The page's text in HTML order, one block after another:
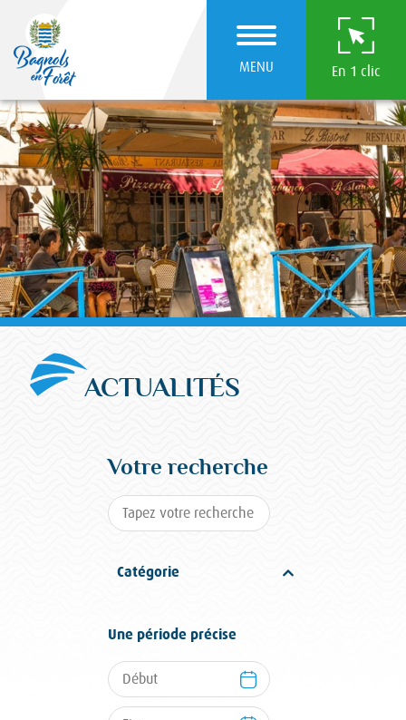
MENU En 1 clic
ACTUALITÉS
Votre recherche
Catégorie
Une période précise